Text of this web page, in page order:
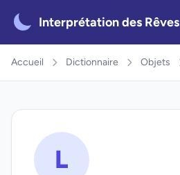
Interprétation des Rêves
Accueil Dictionnaire Objets
L